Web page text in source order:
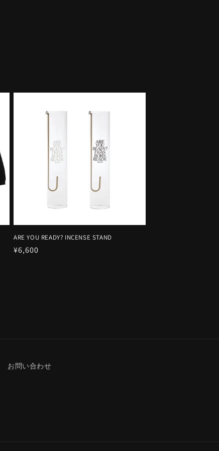
ARE YOU READY? INCENSE STAND
Prix
¥6,600
お問い合わせ